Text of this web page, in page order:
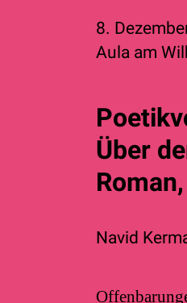
8.
Aula am
Über
Navid